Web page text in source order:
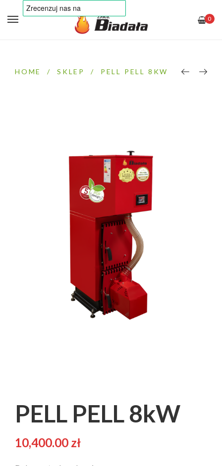
0
HOME / SKLEP / PELL PELL 8KW
PELL PELL 8kW
10,400.00 zł